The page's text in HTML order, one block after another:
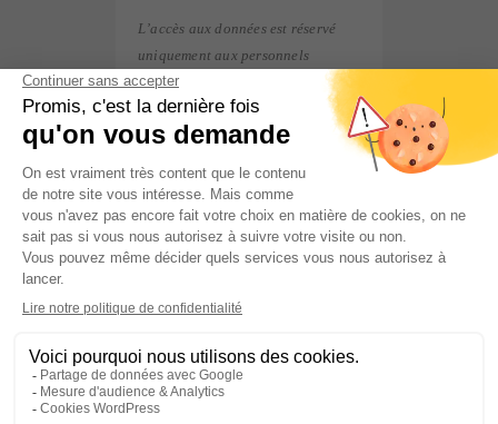
L’accès aux données est réservé
uniquement aux personnels
habilités de l’association et aux
professionnels de santé impliqués
dans votre suivi.
L’association Dépistage des
Cancers – Centre de coordination
Normandie
a pris toutes les
mesures techniques et
les données de santé en étant
informatiques qui répondent aux
exigences de sécurité des systèmes
d’information comme l’exige le